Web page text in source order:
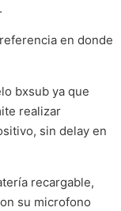
en donde
bxsub ya que
realizar
sin delay en
recargable,
su microfono